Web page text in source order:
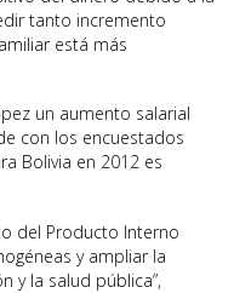
tanto incremento
está más
un aumento salarial
con los encuestados
Bolivia en 2012 es
del Producto Interno
y ampliar la
y la salud pública”,